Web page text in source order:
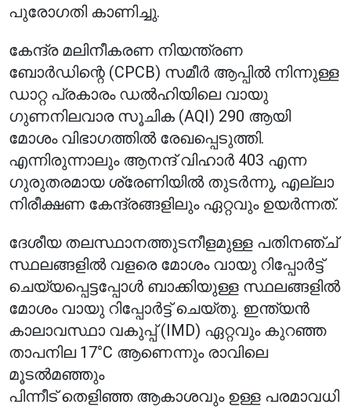
പുരോഗതി കാണിച്ചു.
കേന്ദ്ര മലിനീകരണ നിയന്ത്രണ
ബോർഡിന്റെ (CPCB) സമീർ ആപ്പിൽ നിന്നുള്ള
ഡാറ്റ പ്രകാരം ഡൽഹിയിലെ വായു
ഗുണനിലവാര സൂചിക (AQI) 290 ആയി
മോശം വിഭാഗത്തിൽ രേഖപ്പെടുത്തി.
എന്നിരുന്നാലും ആനന്ദ് വിഹാർ 403 എന്ന
ഗുരുതരമായ ശ്രേണിയിൽ തുടർന്നു, എല്ലാ
നിരീക്ഷണ കേന്ദ്രങ്ങളിലും ഏറ്റവും ഉയർന്നത്.
ദേശീയ തലസ്ഥാനത്തുടനീളമുള്ള പതിനഞ്ച്
സ്ഥലങ്ങളിൽ വളരെ മോശം വായു റിപ്പോർട്ട്
ചെയ്യപ്പെട്ടപ്പോൾ ബാക്കിയുള്ള സ്ഥലങ്ങളിൽ
മോശം വായു റിപ്പോർട്ട് ചെയ്തു. ഇന്ത്യൻ
കാലാവസ്ഥാ വകുപ്പ് (IMD) ഏറ്റവും കുറഞ്ഞ
താപനില 17°C ആണെന്നും രാവിലെ
മൂടൽമഞ്ഞും
പിന്നീട് തെളിഞ്ഞ ആകാശവും ഉള്ള പരമാവധി